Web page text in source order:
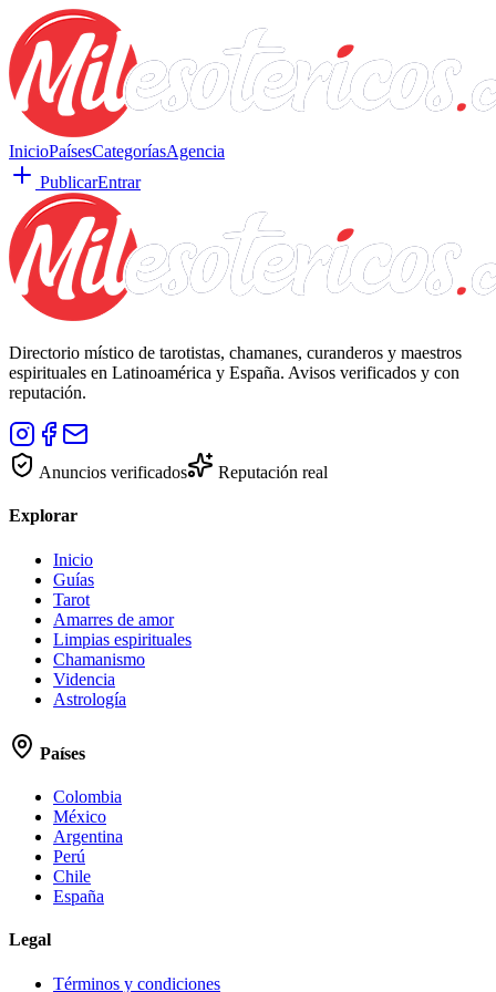
InicioPaísesCategoríasAgencia
PublicarEntrar
Directorio místico de tarotistas, chamanes, curanderos y maestros
espirituales en Latinoamérica y España. Avisos verificados y con
reputación.
Anuncios verificados Reputación real
Explorar
Inicio
Guías
Tarot
Amarres de amor
Limpias espirituales
Chamanismo
Videncia
Astrología
Países
Colombia
México
Argentina
Perú
Chile
España
Legal
Términos y condiciones